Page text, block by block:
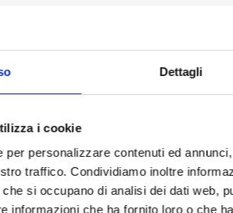
Dettagli
i cookie
per personalizzare contenuti ed
traffico. Condividiamo inoltre
si occupano di analisi dei dati web,
informazioni che ha fornito loro o che
il territorio e la comunità.